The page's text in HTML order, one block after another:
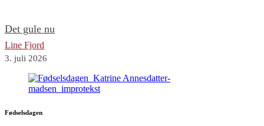
Det gule nu
Line Fjord
3. juli 2026
Fødselsdagen